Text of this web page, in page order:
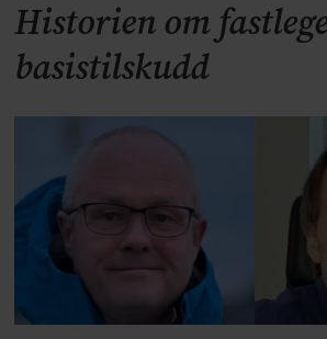
Historien om
basistilskudd